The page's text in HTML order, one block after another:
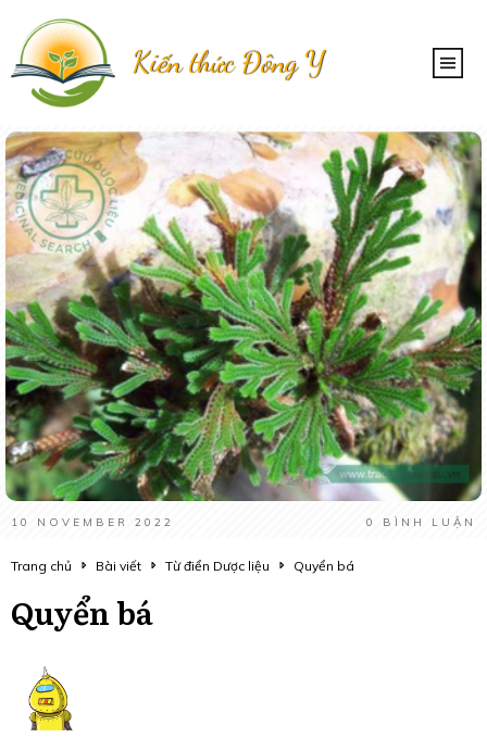
Kiến thức Đông Y
10 NOVEMBER 2022 0 BÌNH LUẬN
Trang chủ Bài viết Từ điển Dược liệu Quyển bá
Quyển bá